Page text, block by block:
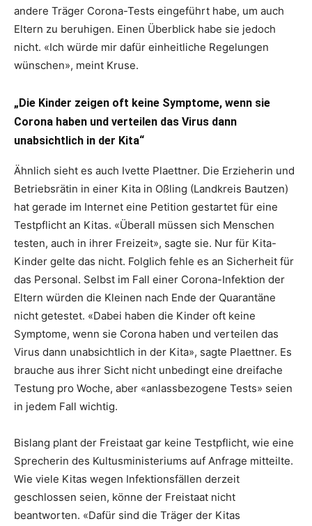
andere Träger Corona-Tests eingeführt habe, um auch
Eltern zu beruhigen. Einen Überblick habe sie jedoch
nicht. «Ich würde mir dafür einheitliche Regelungen
wünschen», meint Kruse.
„Die Kinder zeigen oft keine Symptome, wenn sie
Corona haben und verteilen das Virus dann
unabsichtlich in der Kita“
Ähnlich sieht es auch Ivette Plaettner. Die Erzieherin und
Betriebsrätin in einer Kita in Oßling (Landkreis Bautzen)
hat gerade im Internet eine Petition gestartet für eine
Testpflicht an Kitas. «Überall müssen sich Menschen
testen, auch in ihrer Freizeit», sagte sie. Nur für Kita-
Kinder gelte das nicht. Folglich fehle es an Sicherheit für
das Personal. Selbst im Fall einer Corona-Infektion der
Eltern würden die Kleinen nach Ende der Quarantäne
nicht getestet. «Dabei haben die Kinder oft keine
Symptome, wenn sie Corona haben und verteilen das
Virus dann unabsichtlich in der Kita», sagte Plaettner. Es
brauche aus ihrer Sicht nicht unbedingt eine dreifache
Testung pro Woche, aber «anlassbezogene Tests» seien
in jedem Fall wichtig.
Bislang plant der Freistaat gar keine Testpflicht, wie eine
Sprecherin des Kultusministeriums auf Anfrage mitteilte.
Wie viele Kitas wegen Infektionsfällen derzeit
geschlossen seien, könne der Freistaat nicht
beantworten. «Dafür sind die Träger der Kitas